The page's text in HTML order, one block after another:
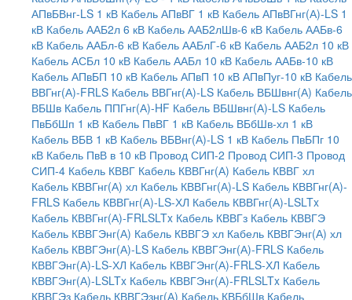
АПвБВнг-LS 1 кВ Кабель АПвВГ 1 кВ Кабель АПвВГнг(А)-LS 1
кВ Кабель ААБ2л 6 кВ Кабель ААБ2лШв-6 кВ Кабель ААБв-6
кВ Кабель ААБл-6 кВ Кабель ААБлГ-6 кВ Кабель ААБ2л 10 кВ
Кабель АСБл 10 кВ Кабель ААБл 10 кВ Кабель ААБв-10 кВ
Кабель АПвБП 10 кВ Кабель АПвП 10 кВ АПвПуг-10 кВ Кабель
ВВГнг(А)-FRLS Кабель ВВГнг(А)-LS Кабель ВБШвнг(А) Кабель
ВБШв Кабель ППГнг(А)-HF Кабель ВБШвнг(А)-LS Кабель
ПвБбШп 1 кВ Кабель ПвВГ 1 кВ Кабель ВБбШв-хл 1 кВ
Кабель ВБВ 1 кВ Кабель ВБВнг(А)-LS 1 кВ Кабель ПвБПг 10
кВ Кабель ПвВ в 10 кВ Провод СИП-2 Провод СИП-3 Провод
СИП-4 Кабель КВВГ Кабель КВВГнг(А) Кабель КВВГ хл
Кабель КВВГнг(А) хл Кабель КВВГнг(А)-LS Кабель КВВГнг(А)-
FRLS Кабель КВВГнг(А)-LS-ХЛ Кабель КВВГнг(А)-LSLTx
Кабель КВВГнг(А)-FRLSLTx Кабель КВВГз Кабель КВВГЭ
Кабель КВВГЭнг(А) Кабель КВВГЭ хл Кабель КВВГЭнг(А) хл
Кабель КВВГЭнг(А)-LS Кабель КВВГЭнг(А)-FRLS Кабель
КВВГЭнг(А)-LS-ХЛ Кабель КВВГЭнг(А)-FRLS-ХЛ Кабель
КВВГЭнг(А)-LSLTx Кабель КВВГЭнг(А)-FRLSLTx Кабель
КВВГЭз Кабель КВВГЭзнг(А) Кабель КВБбШв Кабель